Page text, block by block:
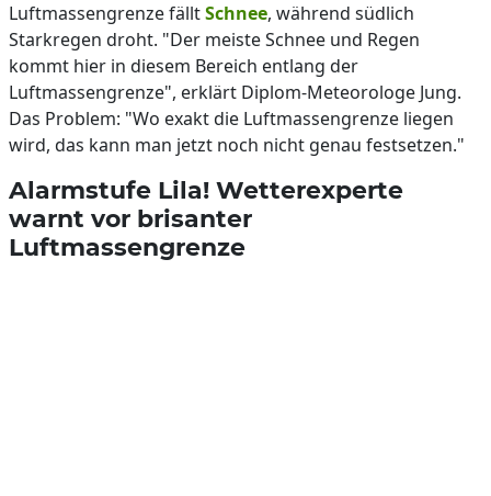
Luftmassengrenze fälltSchnee, während südlich
Starkregen droht. "Der meiste Schnee und Regen
kommt hier in diesem Bereich entlang der
Luftmassengrenze", erklärt Diplom-Meteorologe Jung.
Das Problem: "Wo exakt die Luftmassengrenze liegen
wird, das kann man jetzt noch nicht genau festsetzen."
Alarmstufe Lila! Wetterexperte
warnt vor brisanter
Luftmassengrenze